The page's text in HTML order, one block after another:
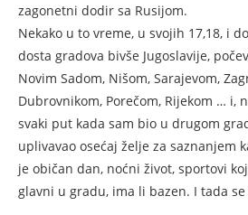
zagonetni dodir sa Rusijom.
Nekako u to vreme, u svojih 17,18, i
dosta gradova bivše Jugoslavije,
Novim Sadom, Nišom, Sarajevom,
Dubrovnikom, Porečom, Rijekom … i,
svaki put kada sam bio u drugom
uplivavao osećaj želje za saznanjem
je običan dan, noćni život, sportovi
glavni u gradu, ima li bazen. I tada